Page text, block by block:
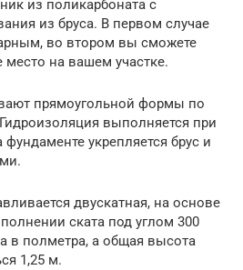
из поликарбоната с
из бруса. В первом случае
во втором вы сможете
место на вашем участке.
прямоугольной формы по
выполняется при
укрепляется брус и
двускатная, на основе
ската под углом 300
в полметра, а общая высота
1,25 м.